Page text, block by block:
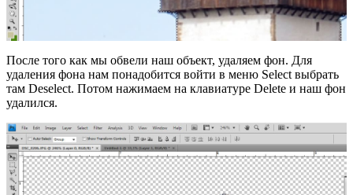
После того как мы обвели наш объект, удаляем фон. Для
удаления фона нам понадобится войти в меню Select выбрать
там Deselect. Потом нажимаем на клавиатуре Delete и наш фон
удалился.